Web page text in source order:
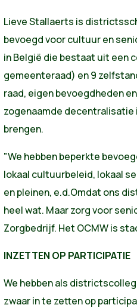
Lieve Stallaerts is
bevoegd voor cultuur en
in België die bestaat uit een
gemeenteraad) en 9
raad, eigen bevoegdheden
zogenaamde decentralisatie
brengen.
"We hebben beperkte
lokaal cultuurbeleid, lokaal
en pleinen, e.d.Omdat ons
heel wat. Maar zorg voor
Zorgbedrijf. Het OCMW is
INZETTEN OP PARTICIPATIE
We hebben als
zwaar in te zetten op